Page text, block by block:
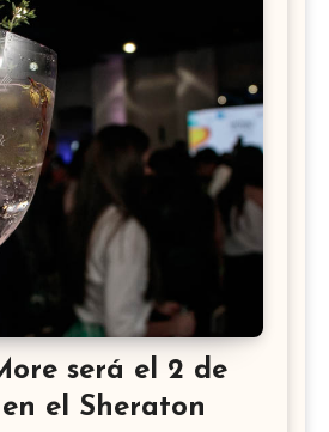
será el 2 de
el Sheraton